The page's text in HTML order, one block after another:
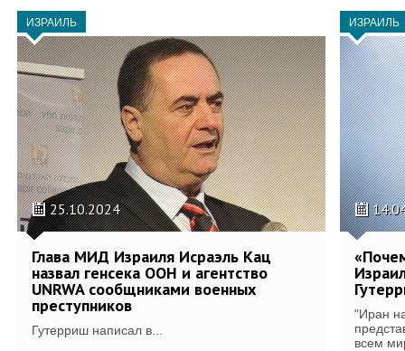
ИЗРАИЛЬ
25.10.2024
Глава МИД Израиля Исраэль Кац
назвал генсека ООН и агентство
UNRWA сообщниками военных
преступников
Гутерриш написал в...
ИЗРАИЛЬ
"Иран
всем